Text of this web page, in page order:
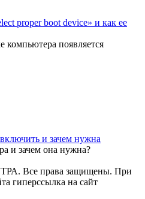
proper boot device» и как ее
компьютера появляется
и зачем нужна
и зачем она нужна?
Все права защищены. При
гиперссылка на сайт